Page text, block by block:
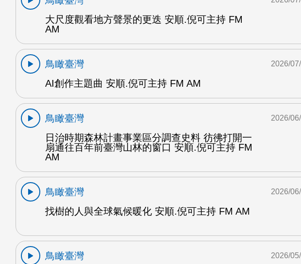
大尺度觀看地方聲景的更迭 安順.倪可主持 FM
AM
鳥瞰臺灣
AI創作主題曲 安順.倪可主持 FM AM
2026/
鳥瞰臺灣
日治時期森林計畫事業區分調查史料 彷彿打開一
扇通往百年前臺灣山林的窗口 安順.倪可主持 FM
AM
2026/
鳥瞰臺灣
找樹的人與全球氣候暖化 安順.倪可主持 FM AM
2026/
鳥瞰臺灣
2026/